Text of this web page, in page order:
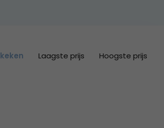
Laagste prijs Hoogste prijs